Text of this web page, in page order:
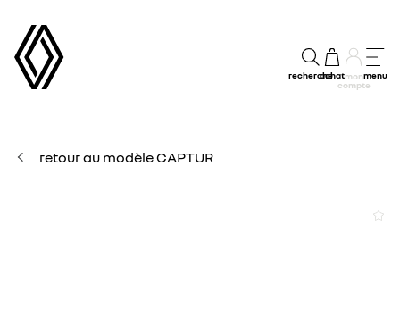
rechercheachatmon
compte
menu
retour au modèle CAPTUR